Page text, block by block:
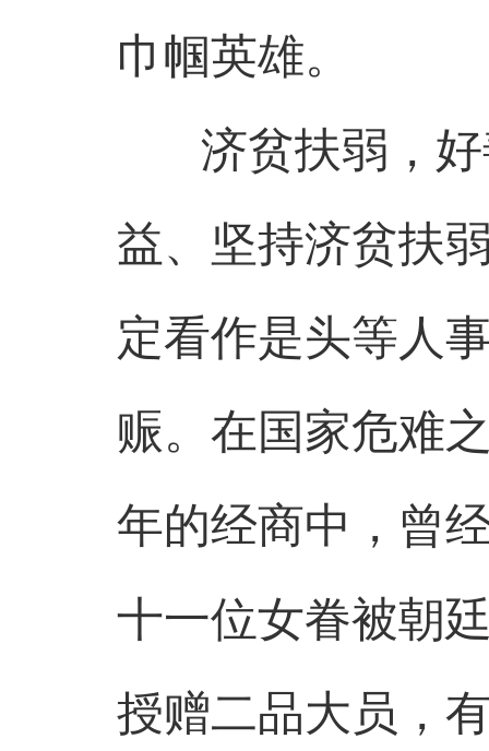
巾帼英雄。
济贫扶弱，好
益、坚持济贫扶
定看作是头等人
赈。在国家危难
年的经商中，曾
十一位女眷被朝
授赠二品大员，